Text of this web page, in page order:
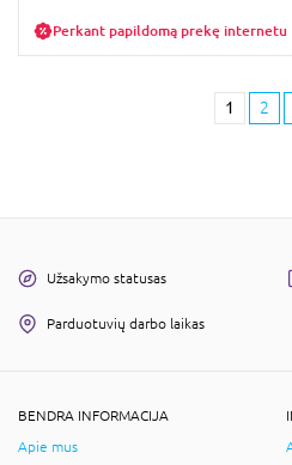
Perkant papildomą prekę internetu
1 2
Užsakymo statusas
Parduotuvių darbo laikas
BENDRA INFORMACIJA
Apie mus